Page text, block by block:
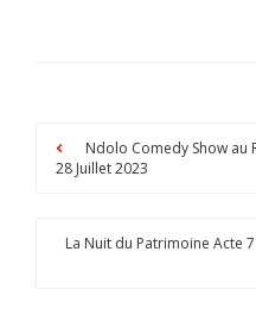
Ndolo Comedy Show au
28 Juillet 2023
La Nuit du Patrimoine Acte